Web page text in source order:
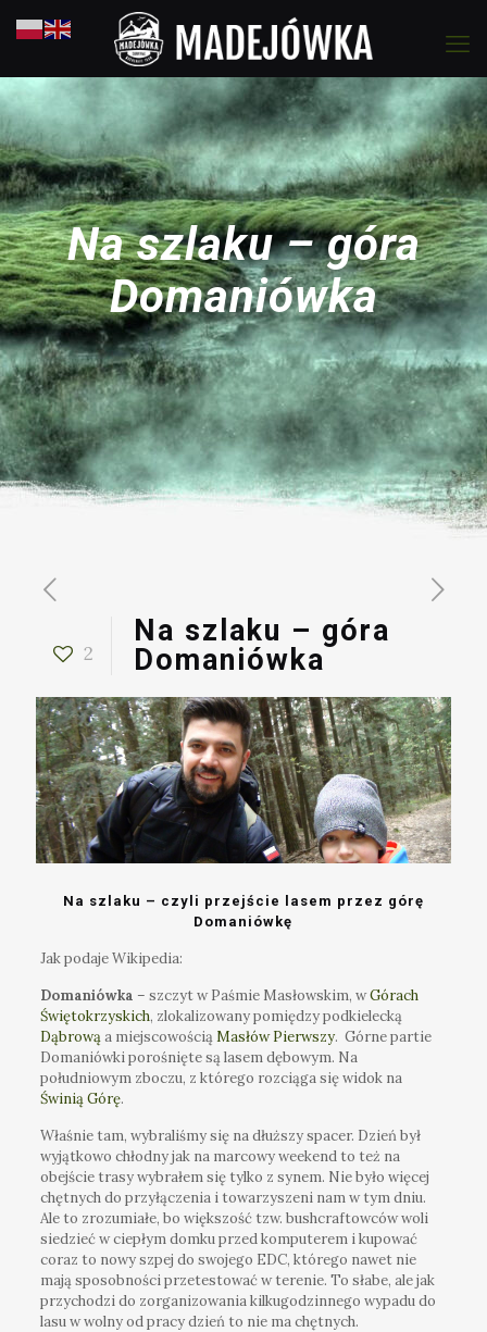
Na szlaku – góra
Domaniówka
2
Na szlaku – góra
Domaniówka
Na szlaku – czyli przejście lasem przez górę
Domaniówkę
Jak podaje Wikipedia:
Domaniówka – szczyt w Paśmie Masłowskim, wGórach
Świętokrzyskich, zlokalizowany pomiędzy podkielecką
Dąbrowąa miejscowościąMasłów Pierwszy. Górne partie
Domaniówki porośnięte są lasem dębowym. Na
południowym zboczu, z którego rozciąga się widok na
Świnią Górę.
Właśnie tam, wybraliśmy się na dłuższy spacer. Dzień był
wyjątkowo chłodny jak na marcowy weekend to też na
obejście trasy wybrałem się tylko z synem. Nie było więcej
chętnych do przyłączenia i towarzyszeni nam w tym dniu.
Ale to zrozumiałe, bo większość tzw. bushcraftowców woli
siedzieć w ciepłym domku przed komputerem i kupować
coraz to nowy szpej do swojego EDC, którego nawet nie
mają sposobności przetestować w terenie. To słabe, ale jak
przychodzi do zorganizowania kilkugodzinnego wypadu do
lasu w wolny od pracy dzień to nie ma chętnych.